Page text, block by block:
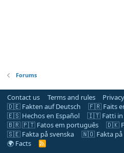
Forums
Contact us Terms and rules
🇩🇪 Fakten auf Deutsch
🇫🇷 Faits
🇪🇸 Hechos en Español
🇮🇹 Fatti in
🇧🇷 🇵🇹 Fatos em português
🇩🇰
🇸🇪 Fakta på svenska
🇳🇴 Fakta på
🌍 Facts
R